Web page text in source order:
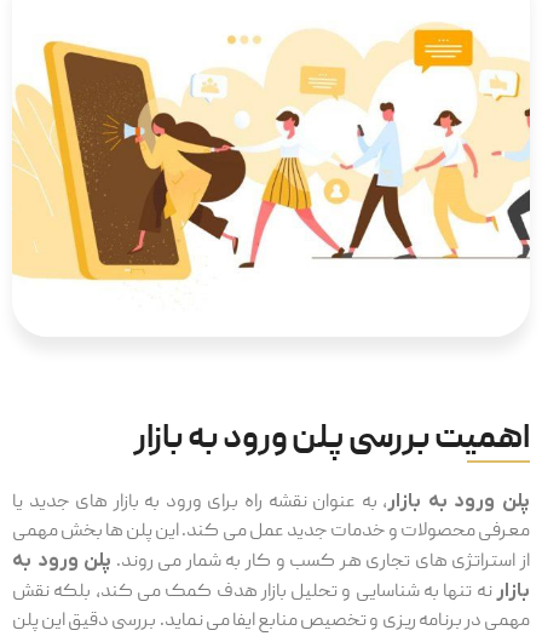
اهمیت بررسی پلن ورود به بازار
پلن ورود به بازار، به عنوان نقشه راه برای ورود به بازار های جدید یا
معرفی محصولات و خدمات جدید عمل می ‌کند. این پلن ها بخش مهمی
از استراتژی‌ های تجاری هر کسب ‌و کار به شمار می روند. پلن ورود به
بازار نه تنها به شناسایی و تحلیل بازار هدف کمک می ‌کند، بلکه نقش
مهمی در برنامه‌ ریزی و تخصیص منابع ایفا می نماید. بررسی دقیق این پلن